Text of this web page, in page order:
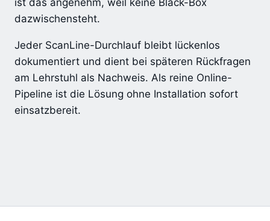
ist das angenehm, weil keine Black-Box
dazwischensteht.
Jeder ScanLine-Durchlauf bleibt lückenlos
dokumentiert und dient bei späteren Rückfragen
am Lehrstuhl als Nachweis. Als reine Online-
Pipeline ist die Lösung ohne Installation sofort
einsatzbereit.